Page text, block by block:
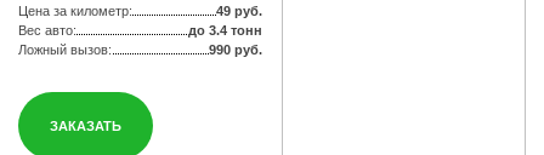
Цена за километр:
49 руб.
Вес авто:
до 3.4 тонн
Ложный вызов:
990 руб.
ЗАКАЗАТЬ